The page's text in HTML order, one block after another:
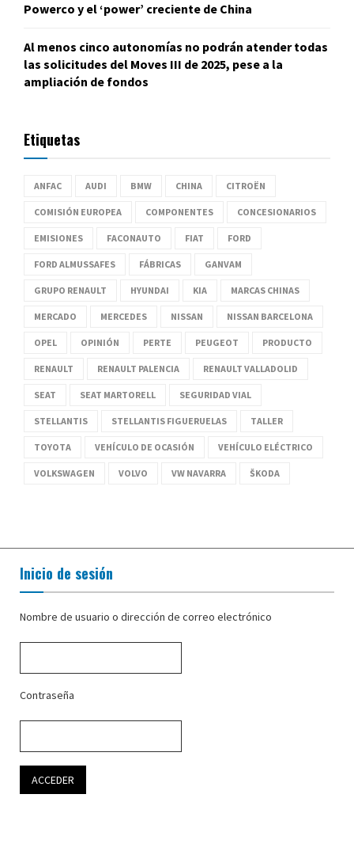
Powerco y el ‘power’ creciente de China
Al menos cinco autonomías no podrán atender todas
las solicitudes del Moves III de 2025, pese a la
ampliación de fondos
Etiquetas
ANFAC AUDI BMW CHINA CITROËN
COMISIÓN EUROPEA COMPONENTES CONCESIONARIOS
EMISIONES FACONAUTO FIAT FORD
FORD ALMUSSAFES FÁBRICAS GANVAM
GRUPO RENAULT HYUNDAI KIA MARCAS CHINAS
MERCADO MERCEDES NISSAN NISSAN BARCELONA
OPEL OPINIÓN PERTE PEUGEOT PRODUCTO
RENAULT RENAULT PALENCIA RENAULT VALLADOLID
SEAT SEAT MARTORELL SEGURIDAD VIAL
STELLANTIS STELLANTIS FIGUERUELAS TALLER
TOYOTA VEHÍCULO DE OCASIÓN VEHÍCULO ELÉCTRICO
VOLKSWAGEN VOLVO VW NAVARRA ŠKODA
Inicio de sesión
Nombre de usuario o dirección de correo electrónico
Contraseña